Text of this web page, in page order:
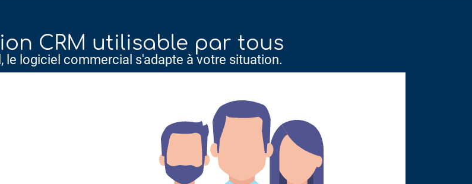
CRM utilisable par tous
le logiciel commercial s'adapte à votre situation.